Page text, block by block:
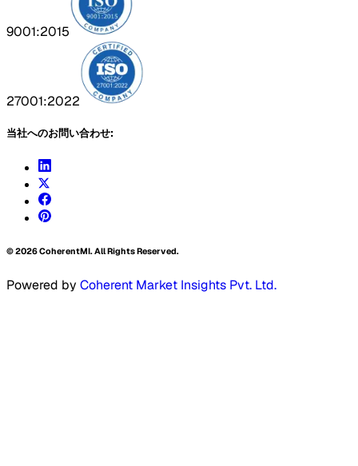
9001:2015
27001:2022
当社へのお問い合わせ:
©2026CoherentMI. All Rights Reserved.
Powered by Coherent Market Insights Pvt. Ltd.